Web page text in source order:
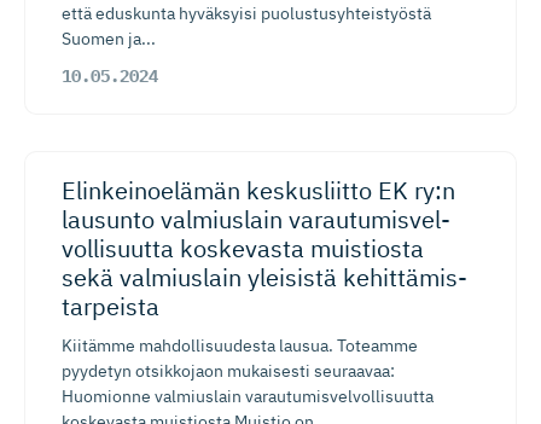
että eduskunta hyväksyisi puolustusyhteistyöstä
Suomen ja...
10.05.2024
Elinkeinoelämän keskusliitto EK ry:n
lausunto valmiuslain varautumis­vel­
vol­li­suutta koskevasta muistiosta
sekä valmiuslain yleisistä kehittämis­
tarpeista
Kiitämme mahdollisuudesta lausua. Toteamme
pyydetyn otsikkojaon mukaisesti seuraavaa:
Huomionne valmiuslain varautumisvelvollisuutta